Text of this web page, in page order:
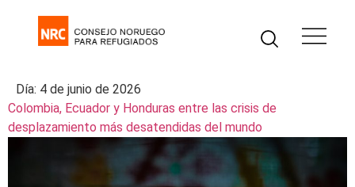
Día: 4 de junio de 2026
Colombia, Ecuador y Honduras entre las crisis de
desplazamiento más desatendidas del mundo